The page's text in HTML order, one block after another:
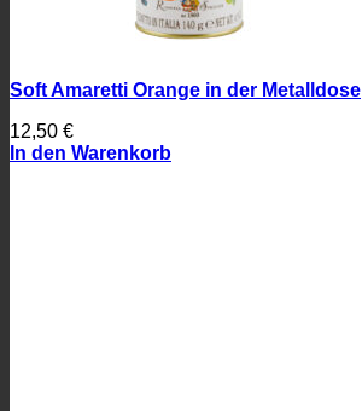
Soft Amaretti Orange in der Metalldose
12,50 €
In den Warenkorb